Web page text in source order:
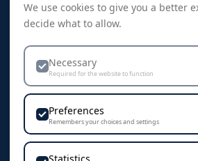
Skreddersøm
Dekorasjon & Teknikker
Personvern & Cookies
KONTAKT
We use cookies to give you a better
decide what to allow.
Necessary
Required for the website to function
Preferences
Remembers your choices and settings
Statistics